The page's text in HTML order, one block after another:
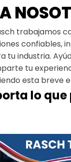
trabajamos
confiables,
tu industria.
tu
esta breve
lo